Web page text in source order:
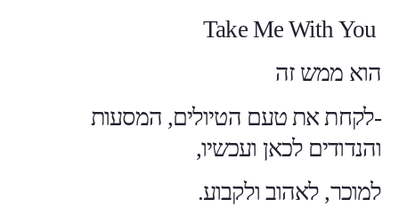
הוא ממש זה
-לקחת את טעם הטיולים, המסעות
והנדודים לכאן ועכשיו,
למוכר, לאהוב ולקבוע.